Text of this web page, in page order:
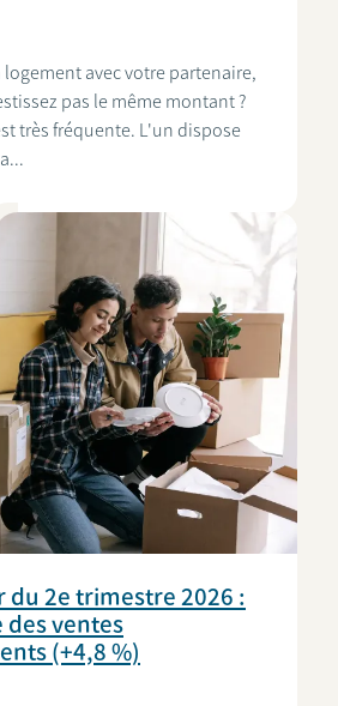
logement avec votre partenaire,
pas le même montant ?
très fréquente. L'un dispose
2e trimestre 2026 :
des ventes
(+4,8 %)